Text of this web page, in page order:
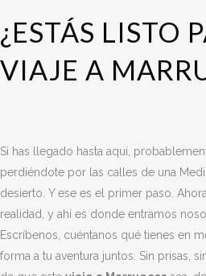
¿ESTÁS LISTO
VIAJE A
Si has llegado hasta aquí,
perdiéndote por las calles de una
desierto. Y ese es el primer paso.
realidad, y ahí es donde entramos
Escríbenos, cuéntanos qué tienes en
forma a tu aventura juntos. Sin prisas,